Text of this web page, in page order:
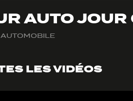
AUTO JOUR
LES VIDÉOS